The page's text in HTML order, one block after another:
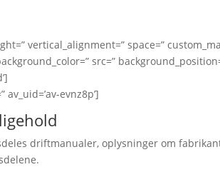
vertical_alignment=” space=”
src=”
evnz8p’]
driftmanualer, oplysninger om